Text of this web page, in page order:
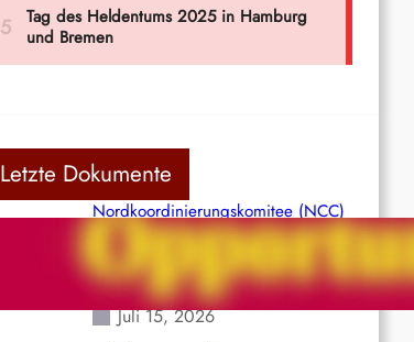
Letzte Dokumente
Nordkoordinierungskomitee (NCC)
der Kommunistischen Partei Indiens
(Maoistisch): Postmoderner
Opportunismus
Juli 15, 2026